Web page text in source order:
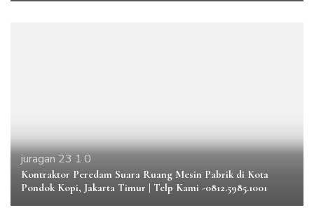
juragan 23 1.0
Kontraktor Peredam Suara Ruang Mesin Pabrik di Kota
Pondok Kopi, Jakarta Timur | Telp Kami -0812.5985.1001